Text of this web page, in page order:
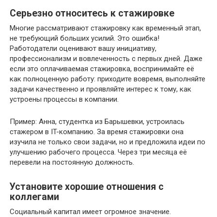
Серьезно относитесь к стажировке
Многие рассматривают стажировку как временный этап,
не требующий больших усилий. Это ошибка!
Работодатели оценивают вашу инициативу,
профессионализм и вовлеченность с первых дней. Даже
если это оплачиваемая стажировка, воспринимайте её
как полноценную работу: приходите вовремя, выполняйте
задачи качественно и проявляйте интерес к тому, как
устроены процессы в компании.
Пример: Анна, студентка из Барышевки, устроилась
стажером в IT-компанию. За время стажировки она
изучила не только свои задачи, но и предложила идеи по
улучшению рабочего процесса. Через три месяца её
перевели на постоянную должность.
Установите хорошие отношения с
коллегами
Социальный капитал имеет огромное значение.